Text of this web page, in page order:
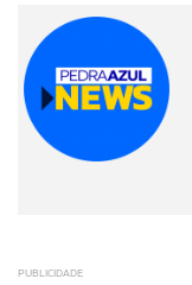
PUBLICIDADE